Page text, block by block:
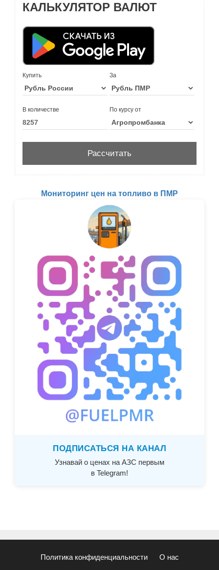
КАЛЬКУЛЯТОР ВАЛЮТ
Купить За
В количестве По курсу от
Мониторинг цен на топливо в ПМР
ПОДПИСАТЬСЯ НА КАНАЛ
Узнавай о ценах на АЗС первым
в Telegram!
Политика конфиденциальности О нас